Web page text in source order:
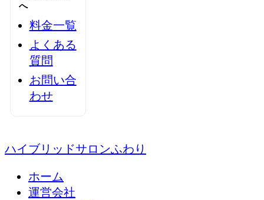
へ
料金一覧
よくある
質問
お問い合
わせ
ハイブリッドサロンふわり
ホーム
運営会社